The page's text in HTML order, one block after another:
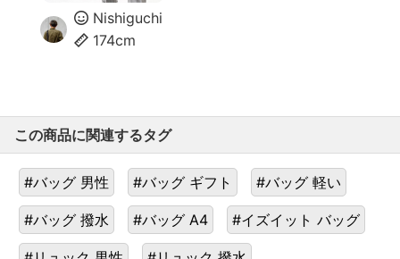
Nishiguchi
174cm
この商品に関連するタグ
#バッグ 男性 #バッグ ギフト #バッグ 軽い
#バッグ 撥水 #バッグ A4 #イズイット バッグ